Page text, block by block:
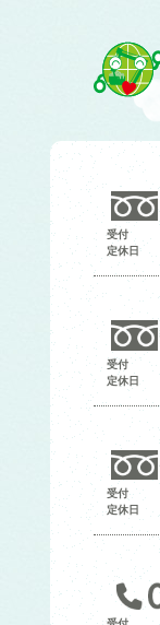
受付
定休日
受付
定休日
受付
定休日